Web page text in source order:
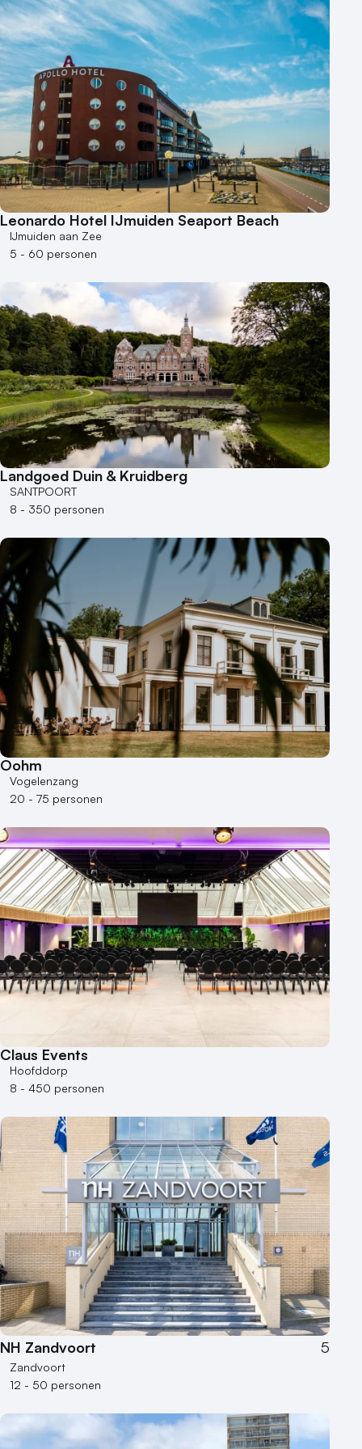
Hybride events
Industriële locatie
Kasteel en landgoed
Kleine / intieme locatie
Locaties aan zee
Museum
Theater
Varende locatie
Leonardo Hotel IJmuiden Seaport Beach
IJmuiden aan Zee
5 - 60 personen
Landgoed Duin & Kruidberg
SANTPOORT
8 - 350 personen
Oohm
Vogelenzang
20 - 75 personen
Claus Events
Hoofddorp
8 - 450 personen
NH Zandvoort 5
Zandvoort
12 - 50 personen